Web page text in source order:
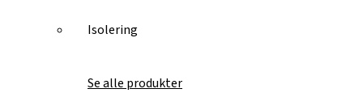
Isolering
Se alle produkter